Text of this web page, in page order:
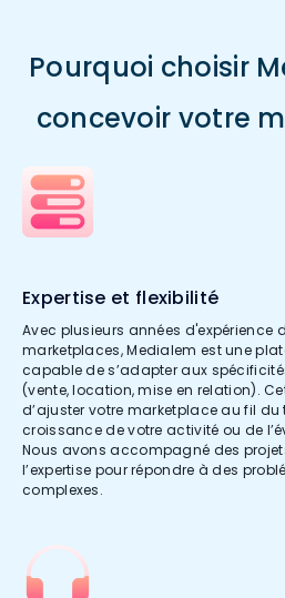
Pourquoi choisir
concevoir votre
Expertise et flexibilité
Avec plusieurs années d'expérience
marketplaces, Medialem est une
capable de s’adapter aux
(vente, location, mise en relation).
d’ajuster votre marketplace au fil
croissance de votre activité ou de
Nous avons accompagné des
l’expertise pour répondre à des
complexes.